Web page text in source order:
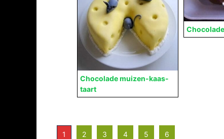
Chocolade muizen-kaas-
taart
1 2 3 4 5 6